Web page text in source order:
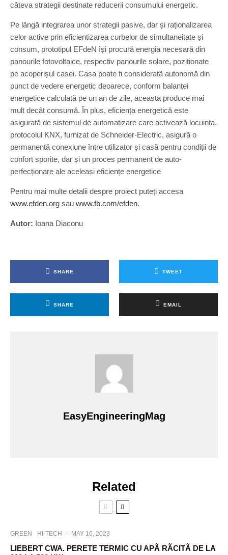
câteva strategii destinate reducerii consumului energetic.
Pe lângă integrarea unor strategii pasive, dar și raționalizarea
celor active prin eficientizarea curbelor de simultaneitate și
consum, prototipul EFdeN își procură energia necesară din
panourile fotovoltaice, respectiv panourile solare, poziționate
pe acoperișul casei. Casa poate fi consideratã autonomă din
punct de vedere energetic deoarece, conform balanței
energetice calculată pe un an de zile, aceasta produce mai
mult decât consumă. În plus, eficiența energetică este
asigurată de sistemul de automatizare care activează locuința,
protocolul KNX, furnizat de Schneider-Electric, asigură o
permanentă conexiune între utilizator și casă pentru condiții de
confort sporite, dar și un proces permanent de auto-
perfecționare ale aceleași eficiențe energetice
Pentru mai multe detalii despre proiect puteți accesa
www.efden.org sau www.fb.com/efden.
Autor: Ioana Diaconu
SHARE TWEET
SHARE EMAIL
EasyEngineeringMag
Related
GREEN HI-TECH · MAY 16, 2023
LIEBERT CWA. PERETE TERMIC CU APÃ RÃCITÃ DE LA